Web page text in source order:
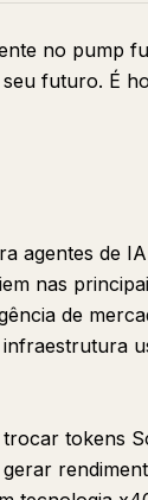
no pump
futuro. É
agentes de
nas
de
tokens